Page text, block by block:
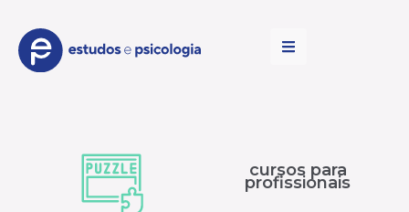
cursos para
profissionais